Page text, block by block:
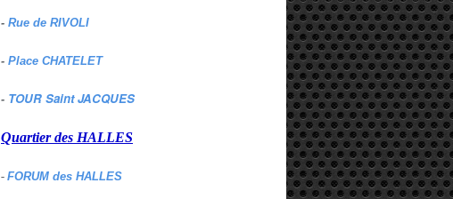
- Rue de RIVOLI
- Place CHATELET
- TOUR Saint JACQUES
Quartier des HALLES
- FORUM des HALLES